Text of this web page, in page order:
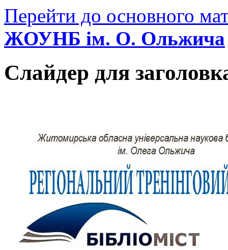
Перейти до основного
ЖОУНБ ім. О. Ольжича
Слайдер для